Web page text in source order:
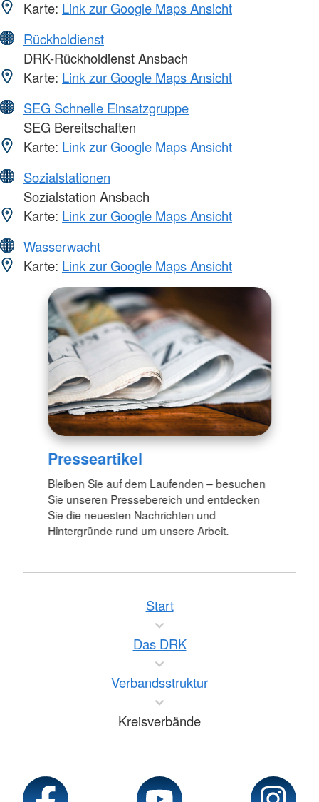
Karte: Link zur Google Maps Ansicht
Rückholdienst
DRK-Rückholdienst Ansbach
Karte: Link zur Google Maps Ansicht
SEG Schnelle Einsatzgruppe
SEG Bereitschaften
Karte: Link zur Google Maps Ansicht
Sozialstationen
Sozialstation Ansbach
Karte: Link zur Google Maps Ansicht
Wasserwacht
Karte: Link zur Google Maps Ansicht
Presseartikel
Bleiben Sie auf dem Laufenden – besuchen
Sie unseren Pressebereich und entdecken
Sie die neuesten Nachrichten und
Hintergründe rund um unsere Arbeit.
Start
Das DRK
Verbandsstruktur
Kreisverbände